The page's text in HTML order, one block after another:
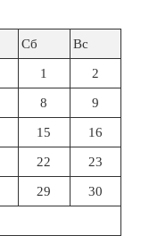
Сб Вс
1 2
8 9
15 16
22 23
29 30